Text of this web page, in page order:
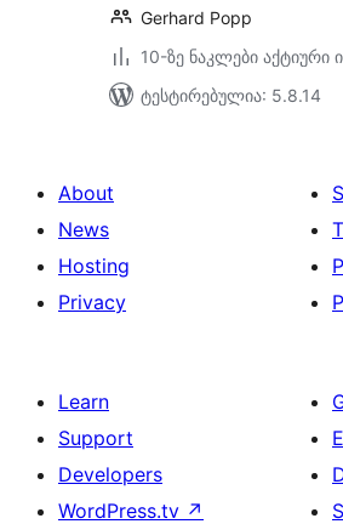
Gerhard Popp
10-ზე ნაკლები აქტიური
ტესტირებულია: 5.8.14
About
News
Hosting
Privacy
Learn
Support
Developers
WordPress.tv ↗